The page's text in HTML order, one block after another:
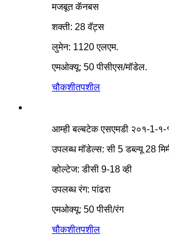
मजबूत कॅनबस
शक्ती: 28 वॅट्स
लुमेन: 1120 एलएम.
एमओक्यू: 50 पीसीएस/मॉडेल.
चौकशीतपशील
आम्ही बल्बटेक एसएमडी २०१-1-१-
उपलब्ध मॉडेल्स: सी 5 डब्ल्यू 28
व्होल्टेज: डीसी 9-18 व्ही
उपलब्ध रंग: पांढरा
एमओक्यू: 50 पीसी/रंग
चौकशीतपशील